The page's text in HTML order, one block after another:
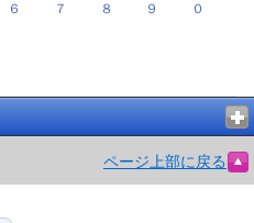
６ ７ ８ ９ ０
ページ上部に戻る